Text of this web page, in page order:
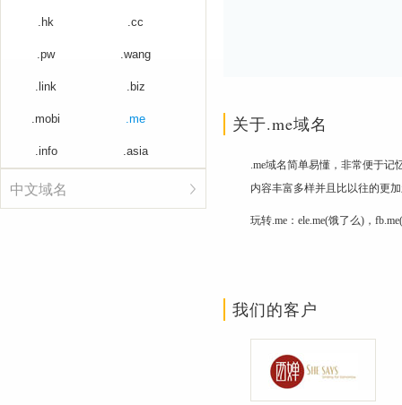
.hk .cc
.pw .wang
.link .biz
.mobi .me
.info .asia
中文域名
关于.me域名
.me域名简单易懂，非常便于
内容丰富多样并且比以往的更
玩转.me：ele.me(饿了么)，
我们的客户